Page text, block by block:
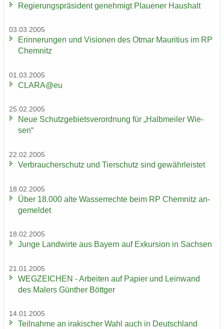
Re­gie­rungs­prä­si­dent ge­neh­migt Plaue­ner Haus­halt
03.03.2005
Er­in­ne­run­gen und Vi­sio­nen des Otmar Mau­ri­ti­us im RP
Chem­nitz
01.03.2005
CLARA@eu
25.02.2005
Neue Schutz­ge­biets­ver­ord­nung für „Halb­mei­ler Wie­
sen“
22.02.2005
Ver­brau­cher­schutz und Tier­schutz sind ge­währ­leis­tet
18.02.2005
Über 18.000 alte Was­ser­rech­te beim RP Chem­nitz an­
ge­mel­det
18.02.2005
Junge Land­wir­te aus Bay­ern auf Ex­kur­si­on in Sach­sen
21.01.2005
WEG­ZEI­CHEN - Ar­bei­ten auf Pa­pier und Lein­wand
des Ma­lers Gün­ther Bött­ger
14.01.2005
Teil­nah­me an ira­ki­scher Wahl auch in Deutsch­land